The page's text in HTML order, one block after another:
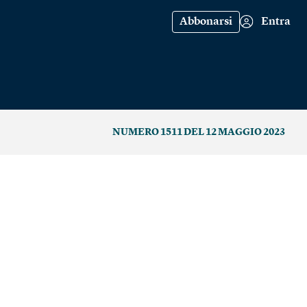
Abbonarsi Entra
NUMERO 1511 DEL 12 MAGGIO 2023